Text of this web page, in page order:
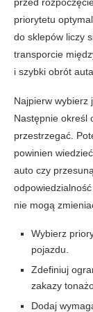
priorytetu
do sklepów liczy
transporcie
i szybki obrót auta.
Najpierw wybierz
Następnie określ
przestrzegać.
powinien
auto czy
nie mogą
Wybierz
pojazdu.
Zdefiniuj
zakazy
Dodaj